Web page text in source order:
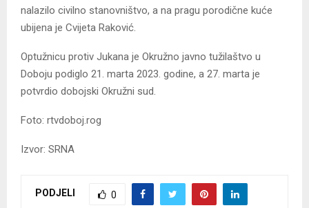
nalazilo civilno stanovništvo, a na pragu porodične kuće
ubijena je Cvijeta Raković.
Optužnicu protiv Jukana je Okružno javno tužilaštvo u
Doboju podiglo 21. marta 2023. godine, a 27. marta je
potvrdio dobojski Okružni sud.
Foto: rtvdoboj.rog
Izvor: SRNA
PODJELI 0